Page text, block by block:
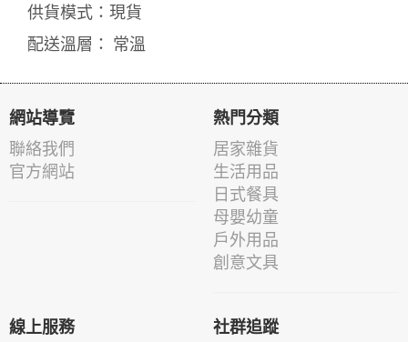
供貨模式：現貨
配送溫層： 常溫
網站導覽
聯絡我們
官方網站
熱門分類
居家雜貨
生活用品
日式餐具
母嬰幼童
戶外用品
創意文具
線上服務 社群追蹤